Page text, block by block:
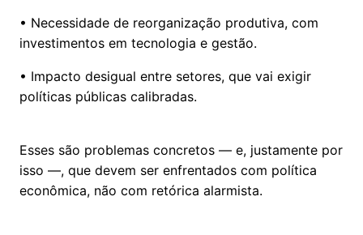
• Necessidade de reorganização produtiva, com
investimentos em tecnologia e gestão.
• Impacto desigual entre setores, que vai exigir
políticas públicas calibradas.
Esses são problemas concretos — e, justamente por
isso —, que devem ser enfrentados com política
econômica, não com retórica alarmista.